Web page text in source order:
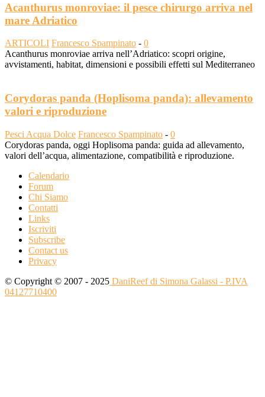
Acanthurus monroviae: il pesce chirurgo arriva nel
mare Adriatico
ARTICOLI Francesco Spampinato - 0
Acanthurus monroviae arriva nell’Adriatico: scopri origine,
avvistamenti, habitat, dimensioni e possibili effetti sul Mediterraneo
Corydoras panda (Hoplisoma panda): allevamento
valori e riproduzione
Pesci Acqua Dolce Francesco Spampinato - 0
Corydoras panda, oggi Hoplisoma panda: guida ad allevamento,
valori dell’acqua, alimentazione, compatibilità e riproduzione.
Calendario
Forum
Chi Siamo
Contatti
Links
Iscriviti
Subscribe
Contact us
Privacy
© Copyright © 2007 - 2025 DaniReef di Simona Galassi - P.IVA
04127710400